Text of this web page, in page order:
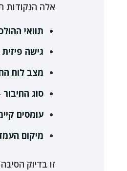
אלה הנקודות
תוואי
גישה פיזית
מצב לוח
סוג החיבור
עומסים
מיקום
זו בדיוק